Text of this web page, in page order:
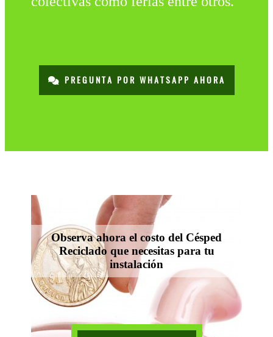
PREGUNTA POR WHATSAPP AHORA
Observa ahora el costo del Césped
Reciclado que necesitas para tu
instalación